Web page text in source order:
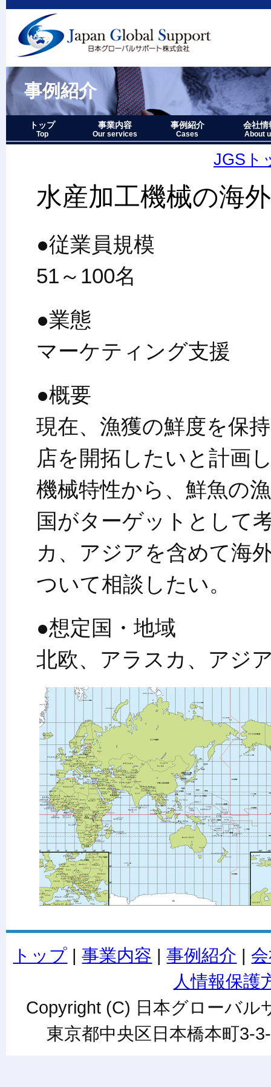
事例紹介
トップ
Top
事業内容
Our services
事例紹介
Cases
事例紹介－全件表示
アジア・オセアニア地域
中近東・アフリカ地域
会社情
About
会社情報
アクセス
沿革
企業理念
代表者略歴
経営七か条
当社のロ
JGSト
水産加工機械の海
●従業員規模
51～100名
●業態
マーケティング支援
●概要
現在、漁獲の鮮度を保
店を開拓したいと計画
機械特性から、鮮魚の
国がターゲットとして
カ、アジアを含めて海
ついて相談したい。
●想定国・地域
北欧、アラスカ、アジ
トップ |事業内容 |事例紹介 |
人情報保護
Copyright (C) 日本グローバル
東京都中央区日本橋本町3-